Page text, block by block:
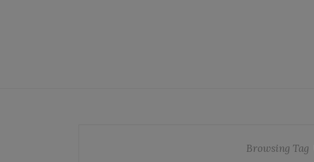
Browsing Tag